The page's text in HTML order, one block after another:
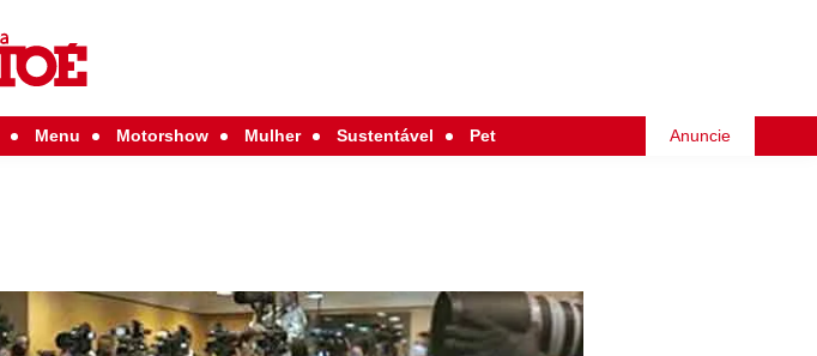
Menu Motorshow Mulher Sustentável Pet Anuncie